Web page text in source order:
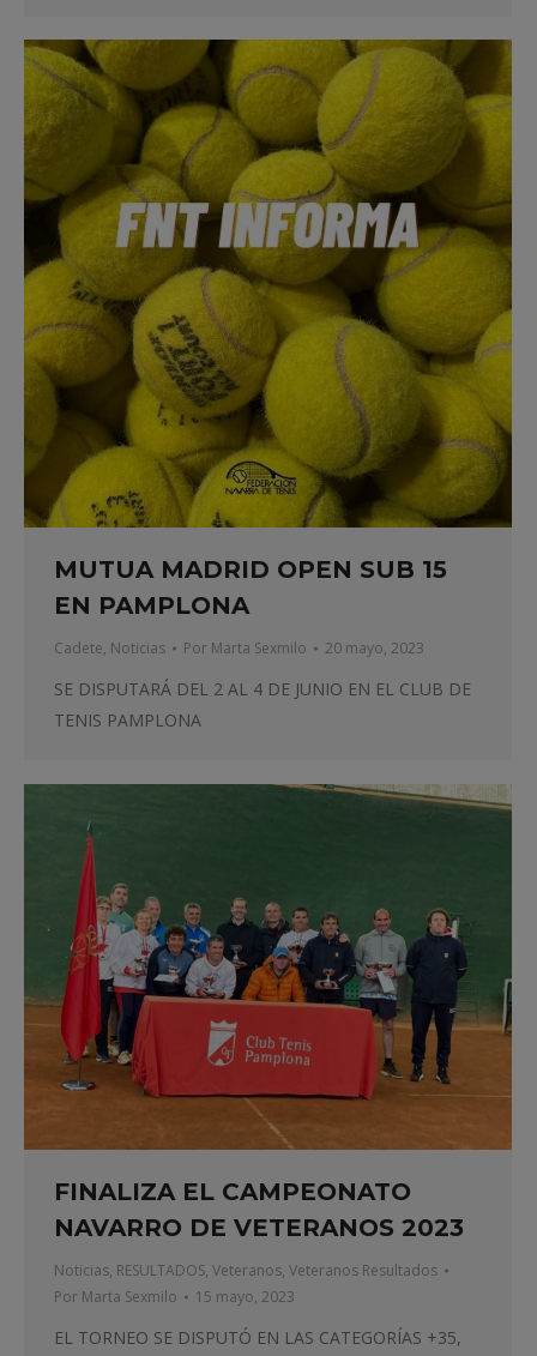
MUTUA MADRID OPEN SUB 15
EN PAMPLONA
Cadete, Noticias Por Marta Sexmilo 20 mayo, 2023
SE DISPUTARÁ DEL 2 AL 4 DE JUNIO EN EL CLUB DE
TENIS PAMPLONA
FINALIZA EL CAMPEONATO
NAVARRO DE VETERANOS 2023
Noticias, RESULTADOS, Veteranos, Veteranos Resultados
Por Marta Sexmilo 15 mayo, 2023
EL TORNEO SE DISPUTÓ EN LAS CATEGORÍAS +35,